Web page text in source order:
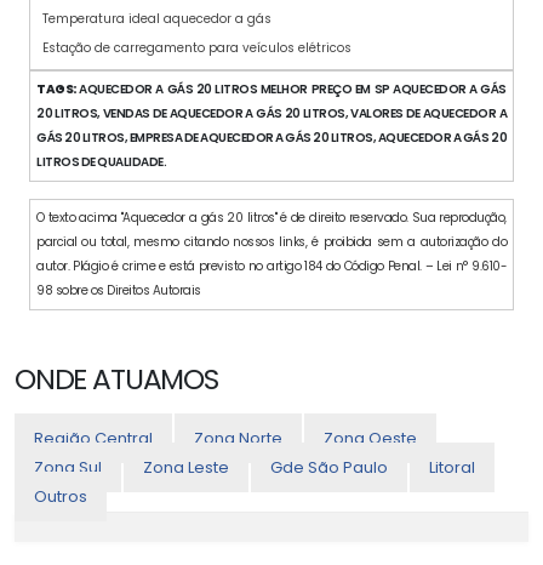
Temperatura ideal aquecedor a gás
Estação de carregamento para veículos elétricos
TAGS:AQUECEDOR A GÁS 20 LITROS MELHOR PREÇO EM SP AQUECEDOR A GÁS
20 LITROS, VENDAS DE AQUECEDOR A GÁS 20 LITROS, VALORES DE AQUECEDOR A
GÁS 20 LITROS, EMPRESA DE AQUECEDOR A GÁS 20 LITROS, AQUECEDOR A GÁS 20
LITROS DE QUALIDADE.
O texto acima "Aquecedor a gás 20 litros" é de direito reservado. Sua reprodução,
parcial ou total, mesmo citando nossos links, é proibida sem a autorização do
autor. Plágio é crime e está previsto no artigo 184 do Código Penal. – Lei n° 9.610-
98 sobre os Direitos Autorais
ONDE ATUAMOS
Região Central Zona Norte
Zona Oeste
Zona Sul
Zona Leste Gde São Paulo
Litoral
Outros